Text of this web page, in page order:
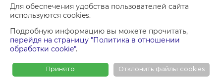
Для обеспечения удобства пользователей сайта
используются cookies.
Подробную информацию вы можете прочитать,
перейдя на страницу "Политика в отношении
обработки cookie".
Принято Отклонить файлы cookies